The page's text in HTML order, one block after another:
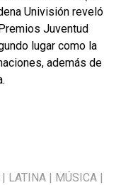
Univisión reveló
Juventud
lugar como la
además de
| LATINA | MÚSICA |